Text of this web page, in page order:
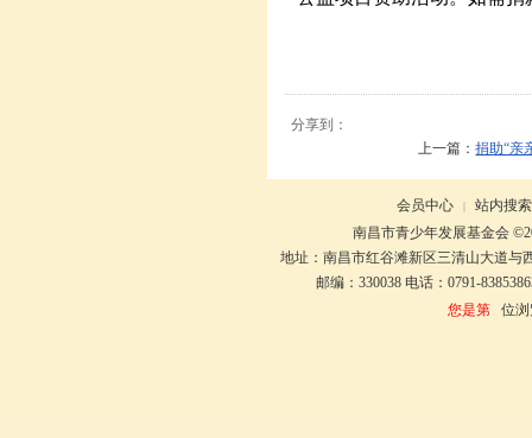
分享到：
上一篇：捐助“亲
会员中心 |
站内搜索
南昌市青少年发展基金会
地址：南昌市红谷滩新区三清山大道与
邮编：330038 电话：0791-
您是第位